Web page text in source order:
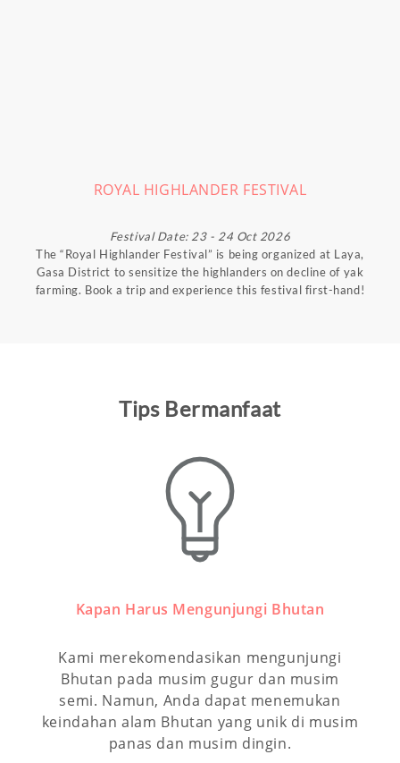
ROYAL HIGHLANDER FESTIVAL
Festival Date: 23 - 24 Oct 2026
The “Royal Highlander Festival” is being organized at Laya,
Gasa District to sensitize the highlanders on decline of yak
farming. Book a trip and experience this festival first-hand!
Tips Bermanfaat
Kapan Harus Mengunjungi Bhutan
Kami merekomendasikan mengunjungi
Bhutan pada musim gugur dan musim
semi. Namun, Anda dapat menemukan
keindahan alam Bhutan yang unik di musim
panas dan musim dingin.